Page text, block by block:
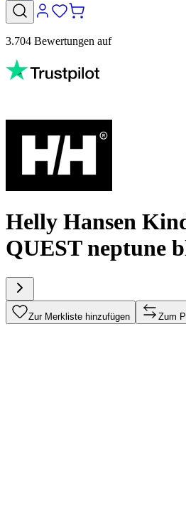
3.704 Bewertungen auf
Helly Hansen
QUEST neptune
Zur Merkliste hinzufügen Zum